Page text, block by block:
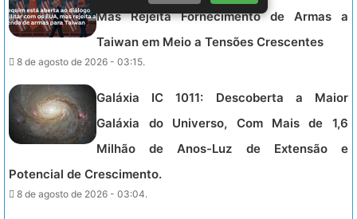
Mas Rejeita Fornecimento de Armas a
Taiwan em Meio a Tensões Crescentes
8 de agosto de 2026 - 03:15.
Galáxia IC 1011: Descoberta a Maior
Galáxia do Universo, Com Mais de 1,6
Milhão de Anos-Luz de Extensão e
Potencial de Crescimento.
8 de agosto de 2026 - 03:04.